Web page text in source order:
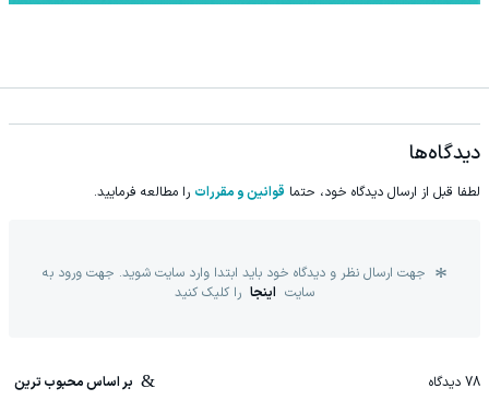
دیدگاه‌ها
لطفا قبل از ارسال دیدگاه خود، حتما قوانین و مقررات را مطالعه فرمایید.
جهت ارسال نظر و دیدگاه خود باید ابتدا وارد سایت شوید. جهت ورود به
سایت اینجا را کلیک کنید
78 دیدگاه بر اساس محبوب ترین